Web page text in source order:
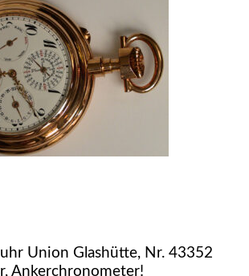
Union Glashütte, Nr. 43352
Ankerchronometer!